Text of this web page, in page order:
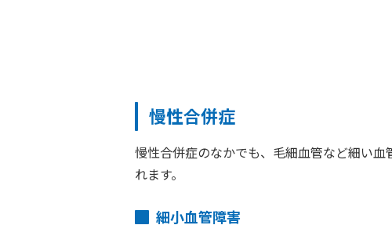
慢性合併症
慢性合併症のなかでも、毛細血管など細い
れます。
細小血管障害